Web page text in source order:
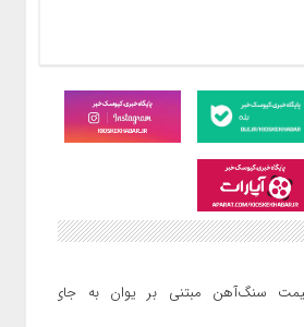
سنگ‌آهن مبتنی بر یوان به جای